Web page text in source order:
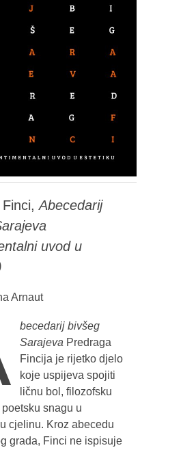
Finci,Abecedarij
uvod u
Arnaut
becedarij bivšeg
Sarajeva Predraga
Fincija je rijetko djelo
koje uspijeva spojiti
ličnu bol, filozofsku
snagu u
cjelinu. Kroz abecedu
grada, Finci ne ispisuje